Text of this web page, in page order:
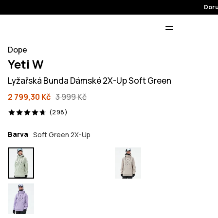
Dope
Yeti W
Lyžařská Bunda Dámské 2X-Up Soft Green
2 799,30 Kč 3 999 Kč
(298)
298 recenze, 4.7/5
Barva Soft Green 2X-Up